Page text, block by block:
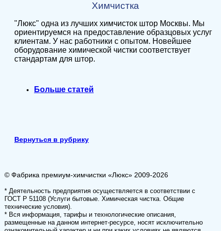
Химчистка
"Люкс" одна из лучших химчисток штор Москвы. Мы
ориентируемся на предоставление образцовых услуг
клиентам. У нас работники с опытом. Новейшее
оборудование химической чистки соответствует
стандартам для штор.
Больше статей
Вернуться в рубрику
© Фабрика премиум-химчистки «Люкс» 2009-2026
* Деятельность предприятия осуществляется в соответствии с
ГОСТ Р 51108 (Услуги бытовые. Химическая чистка. Общие
технические условия).
* Вся информация, тарифы и технологические описания,
размещенные на данном интернет-ресурсе, носят исключительно